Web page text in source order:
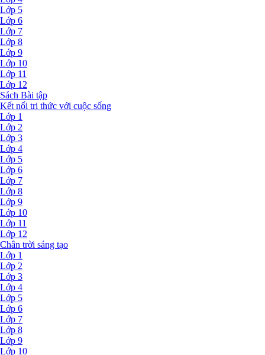
Lớp 5
Lớp 6
Lớp 7
Lớp 8
Lớp 9
Lớp 10
Lớp 11
Lớp 12
Sách Bài tập
Kết nối tri thức với cuộc sống
Lớp 1
Lớp 2
Lớp 3
Lớp 4
Lớp 5
Lớp 6
Lớp 7
Lớp 8
Lớp 9
Lớp 10
Lớp 11
Lớp 12
Chân trời sáng tạo
Lớp 1
Lớp 2
Lớp 3
Lớp 4
Lớp 5
Lớp 6
Lớp 7
Lớp 8
Lớp 9
Lớp 10